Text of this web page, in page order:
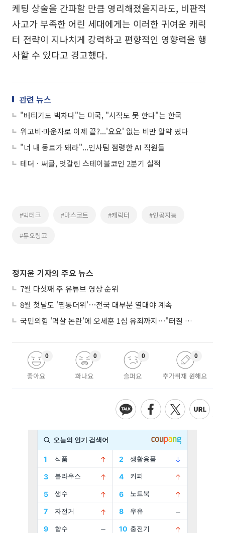
케팅 상술을 간파할 만큼 영리해졌을지라도, 비판적
사고가 부족한 어린 세대에게는 이러한 귀여운 캐릭
터 전략이 지나치게 강력하고 편향적인 영향력을 행
사할 수 있다고 경고했다.
관련 뉴스
"버티기도 벅차다"는 미국, "시작도 못 한다"는 한국
위고비·마운자로 이제 끝?...'요요' 없는 비만 알약 떴다
"너 내 동료가 돼라"...인사팀 점령한 AI 직원들
테더ㆍ써클, 엇갈린 스테이블코인 2분기 실적
#빅테크 #마스코트 #캐릭터 #인공지능
#듀오링고
정지윤 기자의 주요 뉴스
7월 다섯째 주 유튜브 영상 순위
8월 첫날도 '찜통더위'⋯전국 대부분 열대야 계속
국민의힘 '멱살 논란'에 오세훈 1심 유죄까지⋯"터질 게 터졌다"
좋아요
0
화나요
0
슬퍼요
0
추가취재 원해요
0